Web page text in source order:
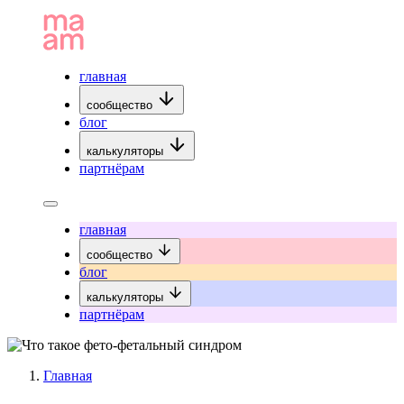
главная
сообщество
блог
калькуляторы
партнёрам
главная
сообщество
блог
калькуляторы
партнёрам
Главная